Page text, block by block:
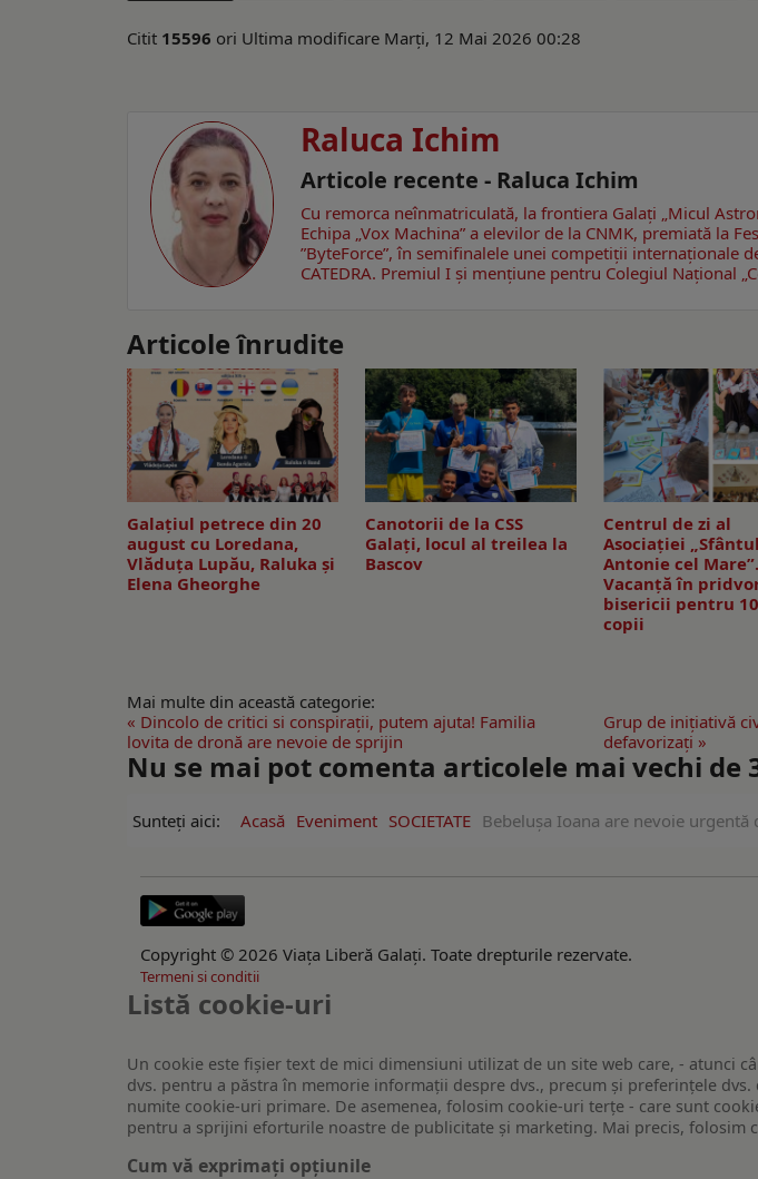
Citit 15596 ori Ultima modificare Marți, 12 Mai 2026 00:28
Raluca Ichim
Articole recente - Raluca Ichim
Cu remorca neînmatriculată, la frontiera Galați „Micul
Echipa „Vox Machina” a elevilor de la CNMK, premiată la
”ByteForce”, în semifinalele unei competiții internaționale
CATEDRA. Premiul I și mențiune pentru Colegiul Național
Articole înrudite
Galaţiul petrece din 20
august cu Loredana,
Vlăduța Lupău, Raluka și
Elena Gheorghe
Canotorii de la CSS
Galați, locul al treilea la
Bascov
Centrul de zi al
Asociației „Sfântul
Antonie cel Mare”.
Vacanță în
bisericii pentru
copii
Mai multe din această categorie:
« Dincolo de critici si conspirații, putem ajuta! Familia
lovita de dronă are nevoie de sprijin
Grup de inițiativă
defavorizați »
Nu se mai pot comenta articolele mai vechi de
Sunteți aici: Acasă Eveniment SOCIETATE Bebelușa Ioana are nevoie
Copyright © 2026 Viaţa Liberă Galaţi. Toate drepturile rezervate.
Termeni si conditii
Listă cookie-uri
Un cookie este fişier text de mici dimensiuni utilizat de un site web care, - atunci
dvs. pentru a păstra în memorie informații despre dvs., precum și preferințele
numite cookie-uri primare. De asemenea, folosim cookie-uri terțe - care sunt
pentru a sprijini eforturile noastre de publicitate și marketing. Mai precis,
Cum vă exprimați opțiunile